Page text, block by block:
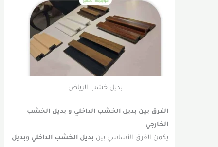
بديل خشب الرياض
الفرق بين بديل الخشب الداخلي و بديل الخشب
الخارجي
يكمن الفرق الأساسي بين بديل الخشب الداخليوبديل